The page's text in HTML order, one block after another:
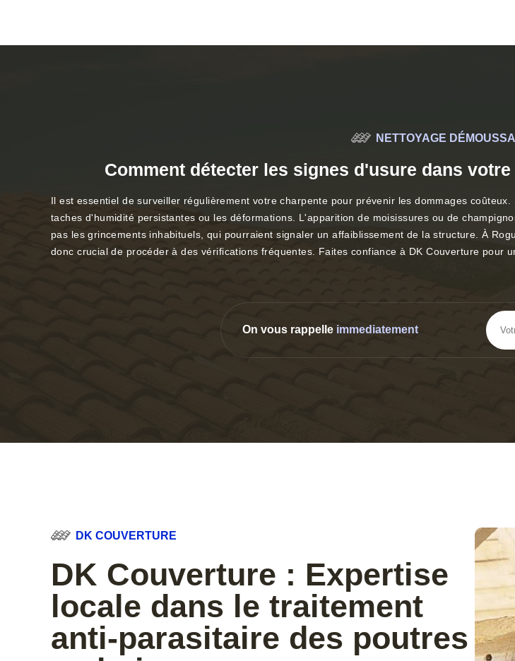
NETTOYAGE
Comment détecter les signes d'usure dans
Il est essentiel de surveiller régulièrement votre charpente pour prévenir les dommages
taches d'humidité persistantes ou les déformations. L'apparition de moisissures ou de
pas les grincements inhabituels, qui pourraient signaler un affaiblissement de la structure. À
donc crucial de procéder à des vérifications fréquentes. Faites confiance à DK Couverture pour
On vous rappelle immediatement
DK COUVERTURE
DK Couverture : Expertise
locale dans le traitement
anti-parasitaire des poutres